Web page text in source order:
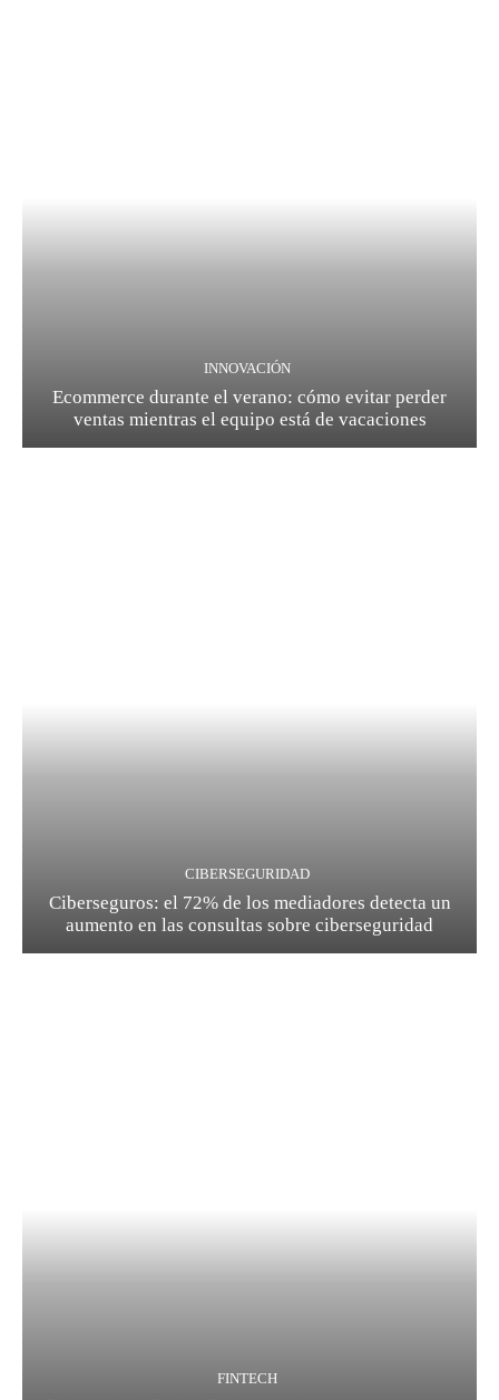
INNOVACIÓN
Ecommerce durante el verano: cómo evitar perder
ventas mientras el equipo está de vacaciones
CIBERSEGURIDAD
Ciberseguros: el 72% de los mediadores detecta un
aumento en las consultas sobre ciberseguridad
FINTECH